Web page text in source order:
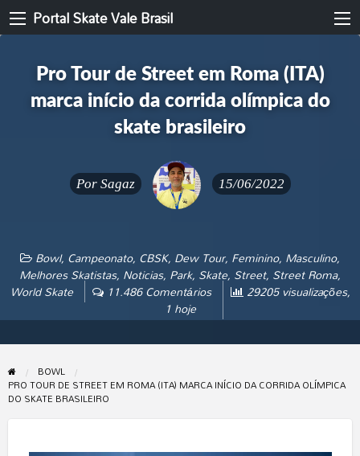
Portal Skate Vale Brasil
Pro Tour de Street em Roma (ITA)
marca início da corrida olímpica do
skate brasileiro
Por Sagaz 15/06/2022
Bowl, Campeonato, CBSK, Dew Tour, Feminino, Masculino,
Melhores Skatistas, Noticias, Park, Skate, Street, Street Roma,
World Skate 11.486 Comentários 29205 visualizações,
1 hoje
BOWL
PRO TOUR DE STREET EM ROMA (ITA) MARCA INÍCIO DA CORRIDA OLÍMPICA
DO SKATE BRASILEIRO